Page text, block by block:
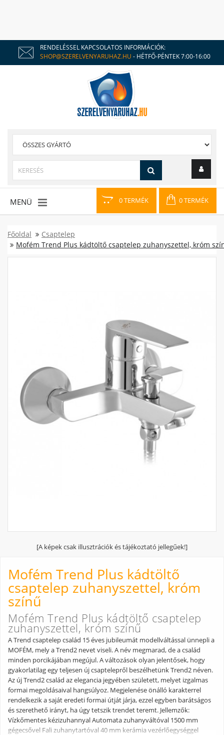
RENDELÉSSEL KAPCSOLATOS INFORMÁCIÓK:
SHOP@SZERELVENYARUHAZ.HU - HÉTFŐ-PÉNTEK 7:00-16:00
0 TERMÉK 0 TERMÉK
MENÜ
Főoldal
Csaptelep
Mofém Trend Plus kádtöltő csaptelep zuhanyszettel, króm
[A képek csak illusztrációk és tájékoztató jellegűek!]
Mofém Trend Plus kádtöltő
csaptelep zuhanyszettel, króm
színű
Mofém Trend Plus kádtöltő csaptelep
zuhanyszettel, króm színű
A Trend csaptelep család 15 éves jubileumát modellváltással ünnepli a
MOFÉM, mely a Trend2 nevet viseli. A név megmarad, de a család
minden porcikájában megújul. A változások olyan jelentősek, hogy
gyakorlatilag egy teljesen új csaptelepről beszélhetünk Trend2 néven.
Az új Trend2 család az elegancia jegyében született, melyet izgalmas
formai megoldásaival hangsúlyoz. Megjelenése önálló karakterrel
rendelkezik a saját eredeti formai útját járja, ezzel egyben barátságos
és szerethető irányt, ha úgy tetszik trendet teremt. Jellemzők:
Vízkőmentes kézizuhannyal Automata zuhanyváltóval 1500 mm
gégecsővel Fali zuhanytartóval 40 mm kerámia vezérlőegységgel